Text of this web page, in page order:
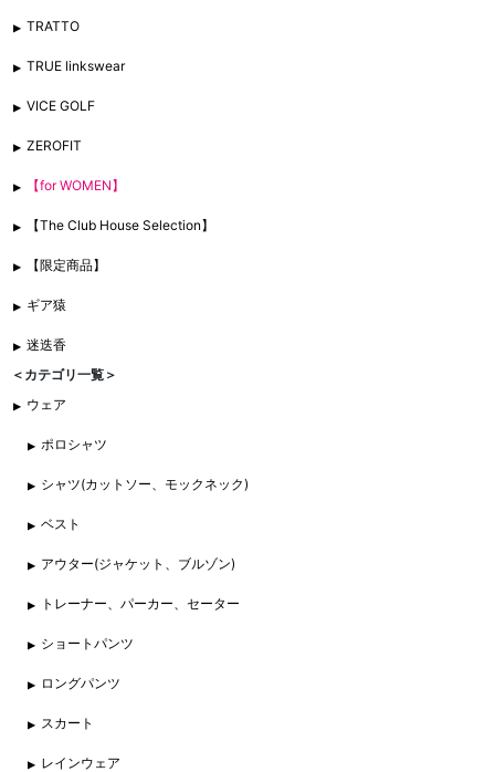
TRATTO
TRUE linkswear
VICE GOLF
ZEROFIT
【for WOMEN】
【The Club House Selection】
【限定商品】
ギア猿
迷迭香
＜カテゴリ一覧＞
ウェア
ポロシャツ
シャツ(カットソー、モックネック)
ベスト
アウター(ジャケット、ブルゾン)
トレーナー、パーカー、セーター
ショートパンツ
ロングパンツ
スカート
レインウェア